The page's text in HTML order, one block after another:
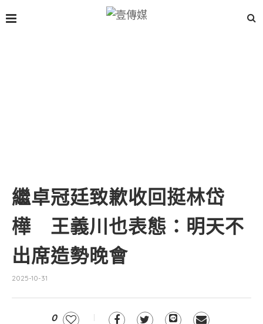
繼卓冠廷致歉收回挺林岱
樺 王義川也表態：明天不
出席造勢晚會
2025-10-31
0